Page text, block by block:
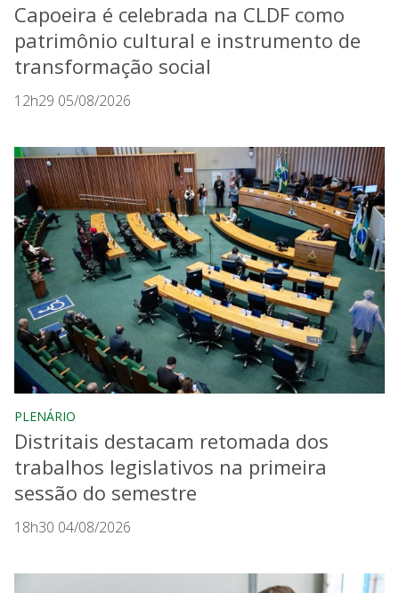
Capoeira é celebrada na CLDF como
patrimônio cultural e instrumento de
transformação social
12h29 05/08/2026
PLENÁRIO
Distritais destacam retomada dos
trabalhos legislativos na primeira
sessão do semestre
18h30 04/08/2026